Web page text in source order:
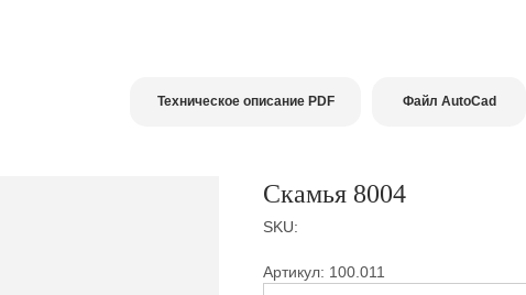
Файл AutoCad
Техническое описание PDF
Скамья 8004
SKU:
Артикул: 100.011